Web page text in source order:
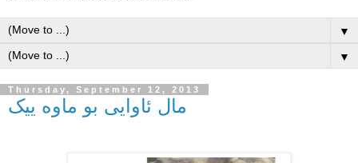
▼
▼
Thursday, September 12, 2013
مال ئاوایی بو ماوه ییک